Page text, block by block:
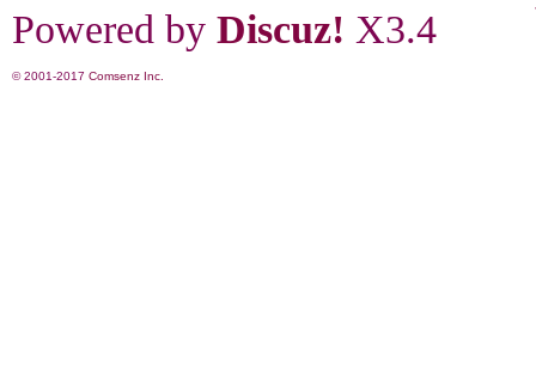
Powered by Discuz! X3.4
© 2001-2017 Comsenz Inc.